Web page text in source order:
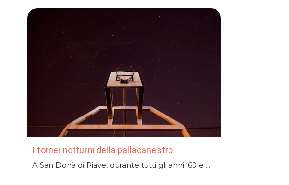
I tornei notturni della pallacanestro
A San Donà di Piave, durante tutti gli anni ‘60 e ...